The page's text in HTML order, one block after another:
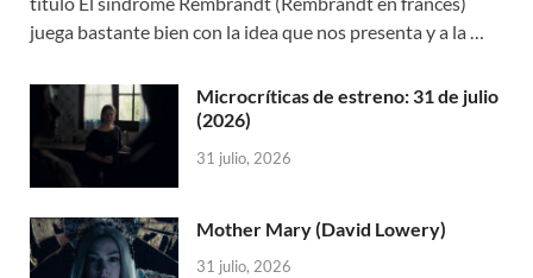
juega bastante bien con la idea que nos presenta y a la …
Microcríticas de estreno: 31 de julio
(2026)
31 julio, 2026
Mother Mary (David Lowery)
31 julio, 2026